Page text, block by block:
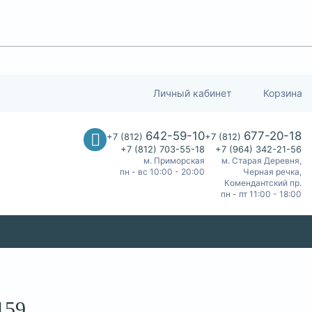
Личный кабинет Корзина
+7 (812) 642-59-10
+7 (812) 703-55-18
м. Приморская
пн - вс 10:00 - 20:00
+7 (812) 677-20-18
+7 (964) 342-21-56
м. Старая Деревня,
Черная речка,
Комендантский пр.
пн - пт 11:00 - 18:00